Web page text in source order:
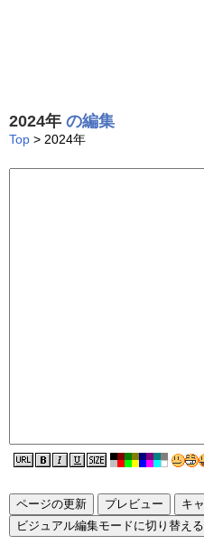
2024年 の編集
Top > 2024年
ページの更新
ビジュアル編集モードに切り替える